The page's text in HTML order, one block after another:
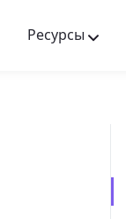
Ресурсы